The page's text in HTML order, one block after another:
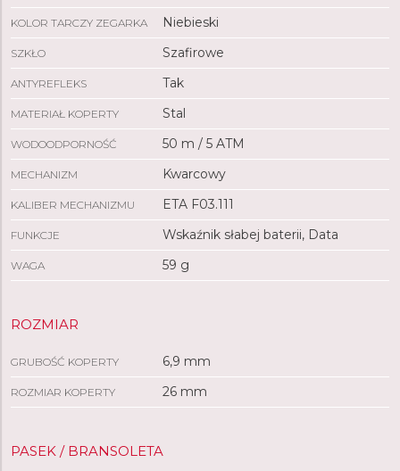
KOLOR TARCZY ZEGARKA Niebieski
SZKŁO Szafirowe
ANTYREFLEKS Tak
MATERIAŁ KOPERTY Stal
WODOODPORNOŚĆ 50 m / 5 ATM
MECHANIZM Kwarcowy
KALIBER MECHANIZMU ETA F03.111
FUNKCJE Wskaźnik słabej baterii, Data
WAGA 59 g
ROZMIAR
GRUBOŚĆ KOPERTY 6,9 mm
ROZMIAR KOPERTY 26 mm
PASEK / BRANSOLETA